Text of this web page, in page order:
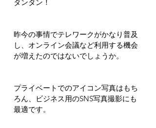
タンタン！
昨今の事情でテレワークがかなり普及
し、オンライン会議など利用する機会
が増えたのではないでしょうか。
プライベートでのアイコン写真はもち
ろん、ビジネス用のSNS写真撮影にも
最適です。